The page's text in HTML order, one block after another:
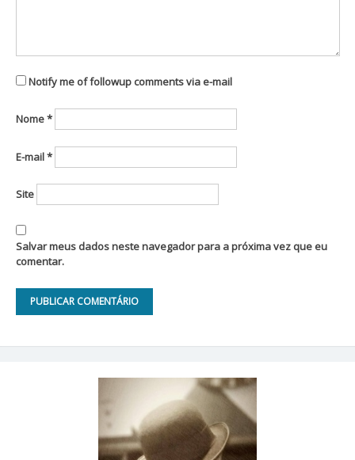
Notify me of followup comments via e-mail
Nome*
E-mail*
Site
Salvar meus dados neste navegador para a próxima vez que eu
comentar.